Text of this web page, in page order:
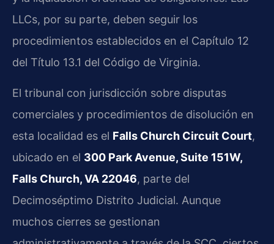
LLCs, por su parte, deben seguir los
procedimientos establecidos en el Capítulo 12
del Título 13.1 del Código de Virginia.
El tribunal con jurisdicción sobre disputas
comerciales y procedimientos de disolución en
esta localidad es el Falls Church Circuit Court,
ubicado en el 300 Park Avenue, Suite 151W,
Falls Church, VA 22046, parte del
Decimoséptimo Distrito Judicial. Aunque
muchos cierres se gestionan